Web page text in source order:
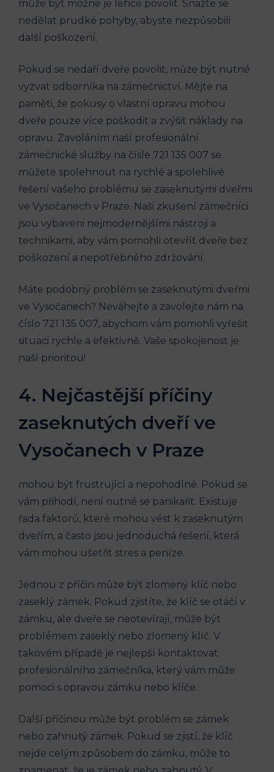
může být možné je lehce povolit. Snažte se
nedělat prudké pohyby, abyste nezpůsobili
další poškození.
Pokud se nedaří dveře povolit, může být nutné
vyzvat odborníka na zámečnictví. Mějte na
paměti, že pokusy o vlastní opravu mohou
dveře pouze více poškodit a zvýšit náklady na
opravu. Zavoláním naší profesionální
zámečnické služby na čísle 721 135 007 se
můžete spolehnout na rychlé a spolehlivé
řešení vašeho problému se zaseknutými dveřmi
ve Vysočanech v Praze. Naši zkušení zámečníci
jsou vybaveni nejmodernějšími nástroji a
technikami, aby vám pomohli otevřít dveře bez
poškození a nepotřebného zdržování.
Máte podobný problém se zaseknutými dveřmi
ve Vysočanech? Neváhejte a zavolejte nám na
číslo 721 135 007, abychom vám pomohli vyřešit
situaci rychle a efektivně. Vaše spokojenost je
naší prioritou!
4. Nejčastější příčiny
zaseknutých dveří ve
Vysočanech v Praze
mohou být frustrující a nepohodlné. Pokud se
vám přihodí, není nutné se panikařit. Existuje
řada faktorů, které mohou vést k zaseknutým
dveřím, a často jsou jednoduchá řešení, která
vám mohou ušetřit stres a peníze.
Jednou z příčin může být zlomený klíč nebo
zaseklý zámek. Pokud zjistíte, že klíč se otáčí v
zámku, ale dveře se neotevírají, může být
problémem zaseklý nebo zlomený klíč. V
takovém případě je nejlepší kontaktovat
profesionálního zámečníka, který vám může
pomoci s opravou zámku nebo klíče.
Další příčinou může být problém se zámek
nebo zahnutý zámek. Pokud se zjistí, že klíč
nejde celým způsobem do zámku, může to